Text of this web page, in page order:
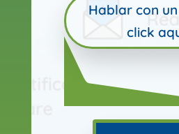
Hablar con
click